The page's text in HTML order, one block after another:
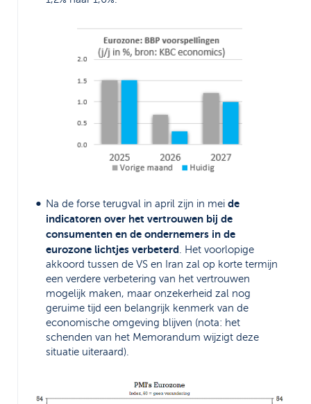
Na de forse terugval in april zijn in mei de
indicatoren over het vertrouwen bij de
consumenten en de ondernemers in de
eurozone lichtjes verbeterd . Het voorlopige
akkoord tussen de VS en Iran zal op korte termijn
een verdere verbetering van het vertrouwen
mogelijk maken, maar onzekerheid zal nog
geruime tijd een belangrijk kenmerk van de
economische omgeving blijven (nota: het
schenden van het Memorandum wijzigt deze
situatie uiteraard).